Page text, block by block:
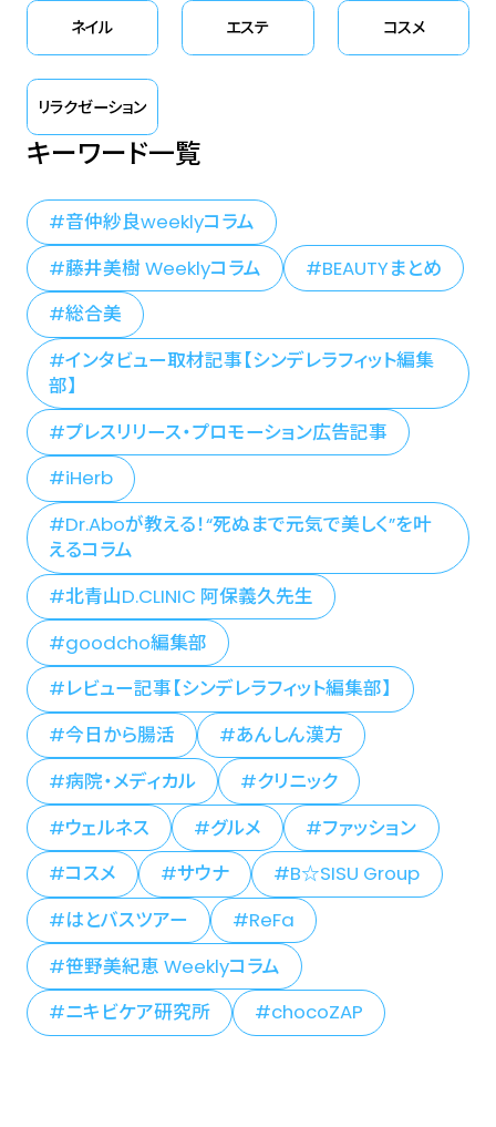
ネイル エステ コスメ
リラクゼーション
キーワード一覧
音仲紗良weeklyコラム
藤井美樹 Weeklyコラム
BEAUTYまとめ
総合美
インタビュー取材記事【シンデレラフィット編集
部】
プレスリリース・プロモーション広告記事
iHerb
Dr.Aboが教える！“死ぬまで元気で美しく”を叶
えるコラム
北青山D.CLINIC 阿保義久先生
goodcho編集部
レビュー記事【シンデレラフィット編集部】
今日から腸活
あんしん漢方
病院・メディカル
クリニック
ウェルネス
グルメ
ファッション
コスメ
サウナ
B☆SISU Group
はとバスツアー
ReFa
笹野美紀恵 Weeklyコラム
ニキビケア研究所
chocoZAP